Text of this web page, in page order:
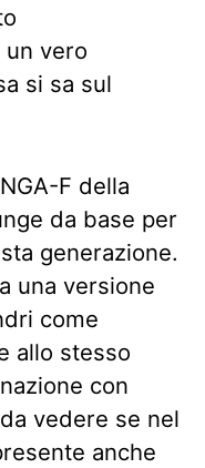
un vero
si sa sul
F della
da base per
generazione.
una versione
come
allo stesso
con
vedere se nel
anche